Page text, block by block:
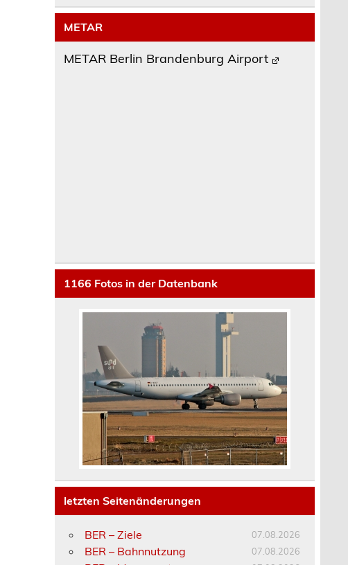
METAR
METAR Berlin Brandenburg Airport
1166 Fotos in der Datenbank
letzten Seitenänderungen
BER – Ziele 07.08.2026
BER – Bahnnutzung 07.08.2026